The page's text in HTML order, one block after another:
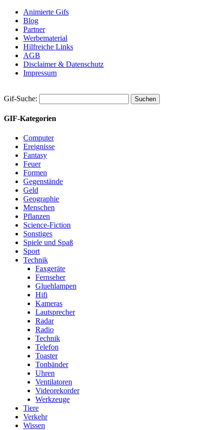
Animierte Gifs
Blog
Partner
Werbematerial
Hilfreiche Links
AGB
Disclaimer & Datenschutz
Impressum
Gif-Suche:
GIF-Kategorien
Computer
Ereignisse
Fantasy
Feuer
Formen
Gegenstände
Geld
Geographie
Menschen
Pflanzen
Science-Fiction
Sonstiges
Spiele und Spaß
Sport
Technik
Faxgeräte
Fernseher
Gluehlampen
Hifi
Kameras
Lautsprecher
Radar
Radio
Technik
Telefon
Toaster
Tonbänder
Uhren
Ventilatoren
Videorekorder
Werkzeuge
Tiere
Verkehr
Wissen